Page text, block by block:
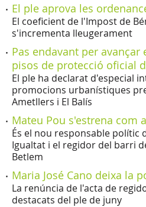
El ple aprova les
El coeficient de l'Impost de
s'incrementa lleugerament
Pas endavant per
pisos de protecció oficial
El ple ha declarat d'especial
promocions urbanístiques
Ametllers i El Balís
Mateu Pou s'estrena com
És el nou responsable polític
Igualtat i el regidor del barri
Betlem
Maria José Cano deixa la
La renúncia de l'acta de
destacats del ple de juny